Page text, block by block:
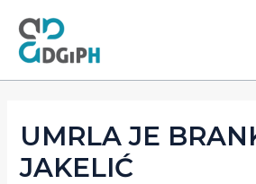
content
UMRLA JE
JAKELIĆ